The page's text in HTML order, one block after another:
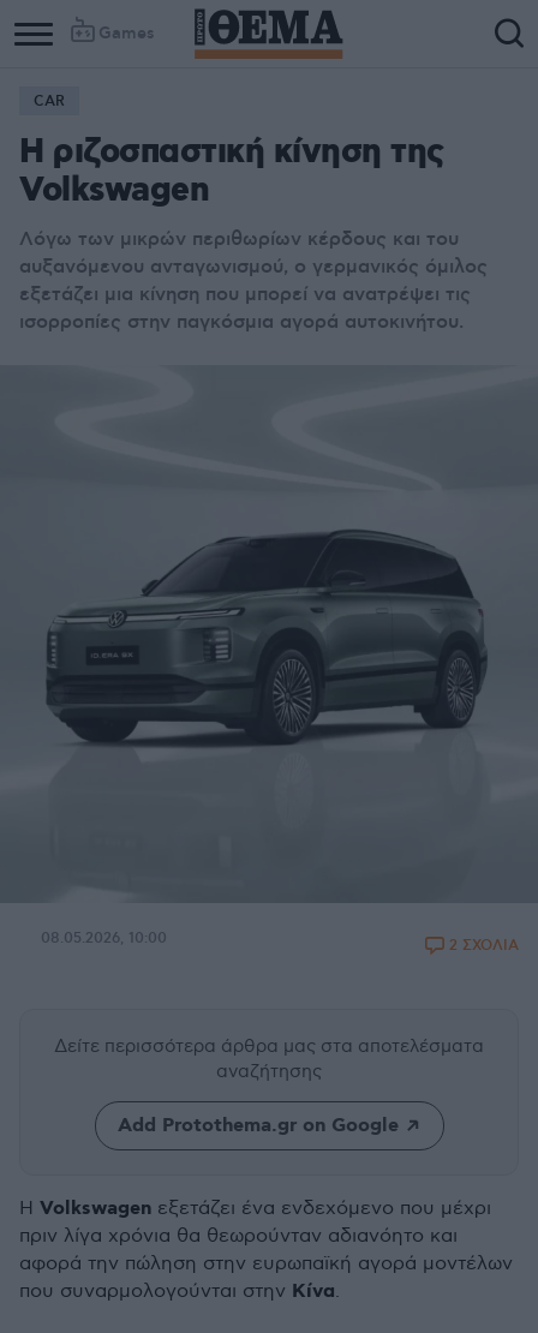
Games
CAR
Η ριζοσπαστική κίνηση της
Volkswagen
Λόγω των μικρών περιθωρίων κέρδους και του
αυξανόμενου ανταγωνισμού, ο γερμανικός όμιλος
εξετάζει μια κίνηση που μπορεί να ανατρέψει τις
ισορροπίες στην παγκόσμια αγορά αυτοκινήτου.
08.05.2026, 10:00 2 ΣΧΟΛΙΑ
Δείτε περισσότερα άρθρα μας στα αποτελέσματα
αναζήτησης
Add Protothema.gr on Google
Η Volkswagen εξετάζει ένα ενδεχόμενο που μέχρι
πριν λίγα χρόνια θα θεωρούνταν αδιανόητο και
αφορά την πώληση στην ευρωπαϊκή αγορά μοντέλων
που συναρμολογούνται στην Κίνα.